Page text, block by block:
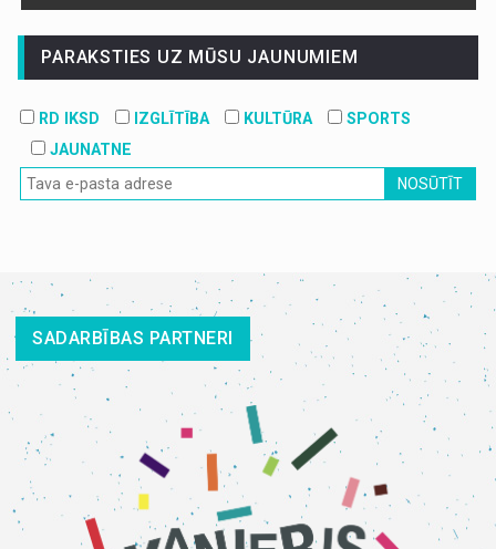
PARAKSTIES UZ MŪSU JAUNUMIEM
RD IKSD IZGLĪTĪBA KULTŪRA
SPORTS
JAUNATNE
NOSŪTĪT
SADARBĪBAS PARTNERI